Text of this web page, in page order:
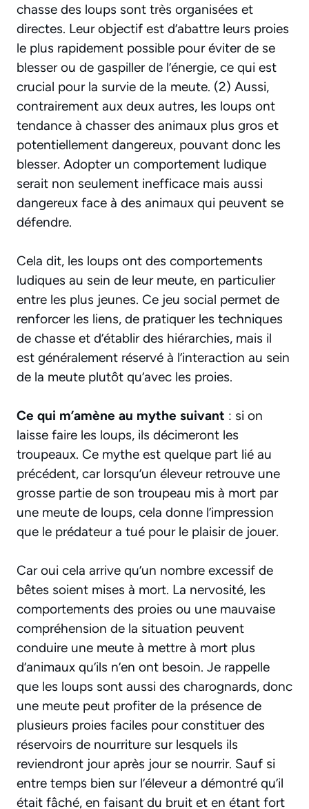
chasse des loups sont très organisées et
directes. Leur objectif est d’abattre leurs proies
le plus rapidement possible pour éviter de se
blesser ou de gaspiller de l’énergie, ce qui est
crucial pour la survie de la meute. (2) Aussi,
contrairement aux deux autres, les loups ont
tendance à chasser des animaux plus gros et
potentiellement dangereux, pouvant donc les
blesser. Adopter un comportement ludique
serait non seulement inefficace mais aussi
dangereux face à des animaux qui peuvent se
défendre.
Cela dit, les loups ont des comportements
ludiques au sein de leur meute, en particulier
entre les plus jeunes. Ce jeu social permet de
renforcer les liens, de pratiquer les techniques
de chasse et d’établir des hiérarchies, mais il
est généralement réservé à l’interaction au sein
de la meute plutôt qu’avec les proies.
Ce qui m’amène au mythe suivant : si on
laisse faire les loups, ils décimeront les
troupeaux. Ce mythe est quelque part lié au
précédent, car lorsqu’un éleveur retrouve une
grosse partie de son troupeau mis à mort par
une meute de loups, cela donne l’impression
que le prédateur a tué pour le plaisir de jouer.
Car oui cela arrive qu’un nombre excessif de
bêtes soient mises à mort. La nervosité, les
comportements des proies ou une mauvaise
compréhension de la situation peuvent
conduire une meute à mettre à mort plus
d’animaux qu’ils n’en ont besoin. Je rappelle
que les loups sont aussi des charognards, donc
une meute peut profiter de la présence de
plusieurs proies faciles pour constituer des
réservoirs de nourriture sur lesquels ils
reviendront jour après jour se nourrir. Sauf si
entre temps bien sur l’éleveur a démontré qu’il
était fâché, en faisant du bruit et en étant fort